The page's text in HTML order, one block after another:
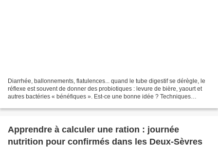
Diarrhée, ballonnements, flatulences... quand le tube digestif se dérègle, le
réflexe est souvent de donner des probiotiques : levure de bière, yaourt et
autres bactéries « bénéfiques ». Est-ce une bonne idée ? Techniques
Apprendre à calculer une ration : journée
nutrition pour confirmés dans les Deux-Sèvres